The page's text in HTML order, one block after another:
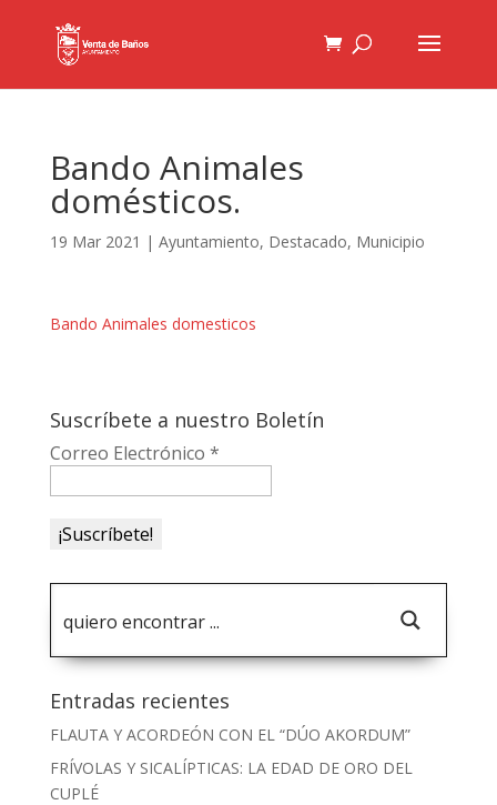
Bando Animales
domésticos.
19 Mar 2021 | Ayuntamiento, Destacado, Municipio
Bando Animales domesticos
Suscríbete a nuestro Boletín
Correo Electrónico *
Entradas recientes
FLAUTA Y ACORDEÓN CON EL “DÚO AKORDUM”
FRÍVOLAS Y SICALÍPTICAS: LA EDAD DE ORO DEL
CUPLÉ